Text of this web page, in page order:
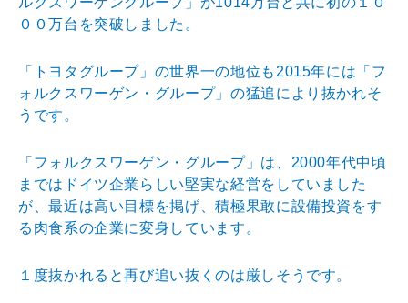
００万台を突破しました。
「トヨタグループ」の世界一の地位も2015年には「フ
ォルクスワーゲン・グループ」の猛追により抜かれそ
うです。
「フォルクスワーゲン・グループ」は、2000年代中頃
まではドイツ企業らしい堅実な経営をしていました
が、最近は高い目標を掲げ、積極果敢に設備投資をす
る肉食系の企業に変身しています。
１度抜かれると再び追い抜くのは厳しそうです。